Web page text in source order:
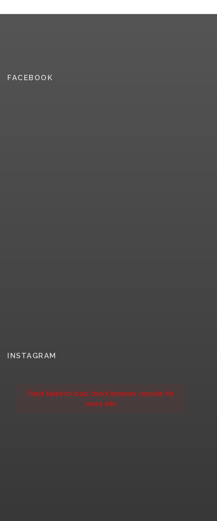
FACEBOOK
INSTAGRAM
Feed failed to load, check browser console for
more info